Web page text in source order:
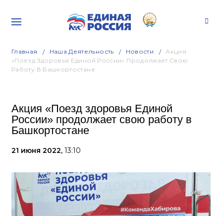
Главная Наша Деятельность Новости
Акция
«Поезд Здоровья Единой России» Продолжает Свою
Работу В Башкортостане
Акция «Поезд здоровья Единой
России» продолжает свою работу в
Башкортостане
21 июня 2022, 13:10